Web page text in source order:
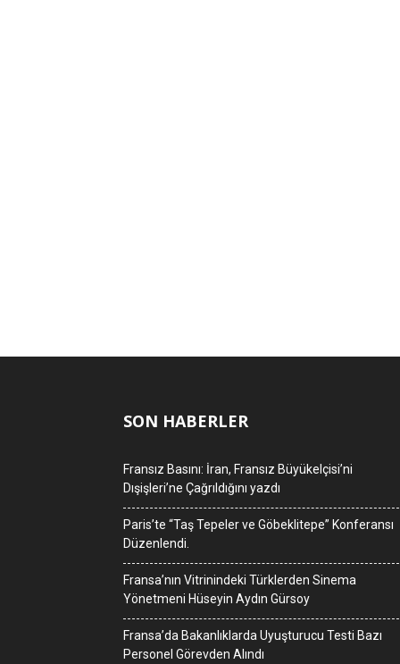
SON HABERLER
Fransız Basını: İran, Fransız Büyükelçisi’ni
Dışişleri’ne Çağrıldığını yazdı
Paris’te “Taş Tepeler ve Göbeklitepe” Konferansı
Düzenlendi.
Fransa’nın Vitrinindeki Türklerden Sinema
Yönetmeni Hüseyin Aydın Gürsoy
Fransa’da Bakanlıklarda Uyuşturucu Testi Bazı
Personel Görevden Alındı